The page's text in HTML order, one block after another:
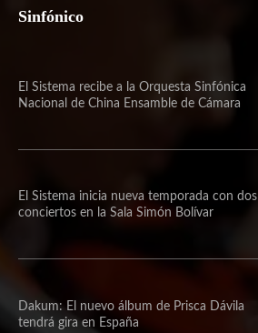
Sinfónico
El Sistema recibe a la Orquesta Sinfónica
Nacional de China Ensamble de Cámara
El Sistema inicia nueva temporada con dos
conciertos en la Sala Simón Bolívar
Dakum: El nuevo álbum de Prisca Dávila
tendrá gira en España